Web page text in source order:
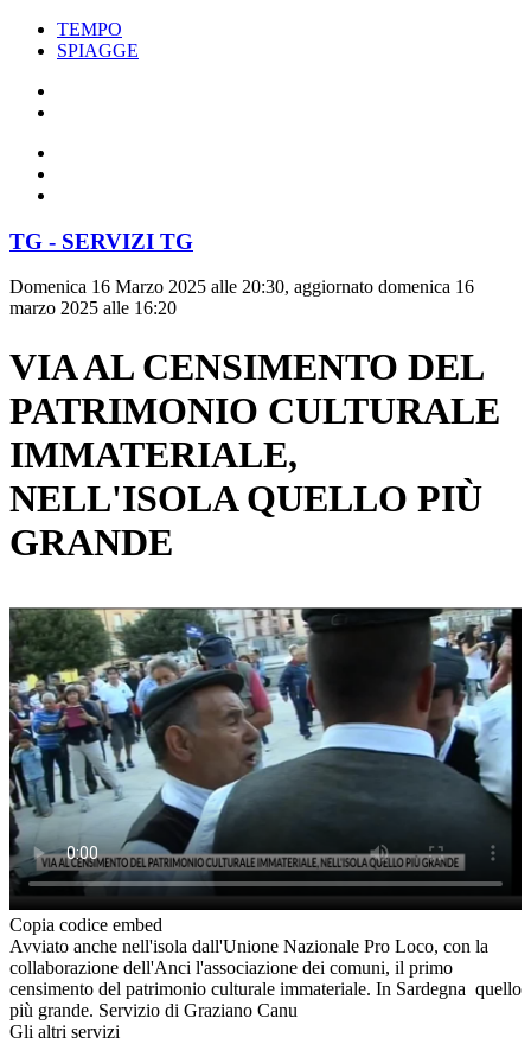
TEMPO
SPIAGGE
TG - SERVIZI TG
Domenica 16 Marzo 2025 alle 20:30, aggiornato domenica 16
marzo 2025 alle 16:20
VIA AL CENSIMENTO DEL
PATRIMONIO CULTURALE
IMMATERIALE,
NELL'ISOLA QUELLO PIÙ
GRANDE
Copia codice embed
Avviato anche nell'isola dall'Unione Nazionale Pro Loco, con la
collaborazione dell'Anci l'associazione dei comuni, il primo
censimento del patrimonio culturale immateriale. In Sardegna quello
più grande. Servizio di Graziano Canu
Gli altri servizi